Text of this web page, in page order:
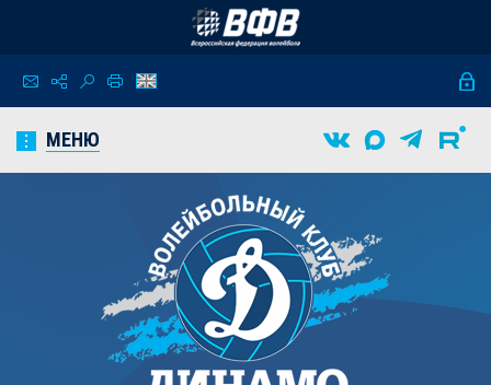
МЕНЮ